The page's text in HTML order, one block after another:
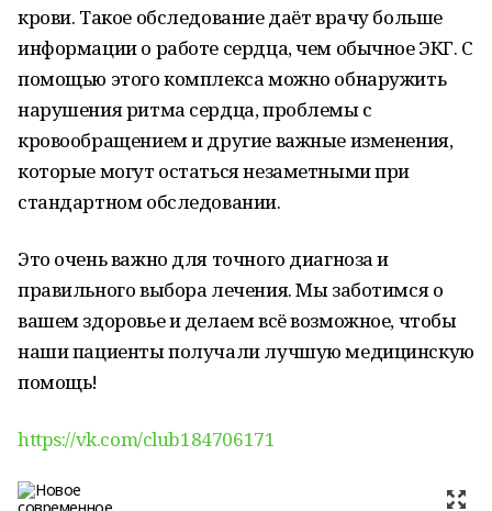
крови. Такое обследование даёт врачу больше
информации о работе сердца, чем обычное ЭКГ. С
помощью этого комплекса можно обнаружить
нарушения ритма сердца, проблемы с
кровообращением и другие важные изменения,
которые могут остаться незаметными при
стандартном обследовании.
Это очень важно для точного диагноза и
правильного выбора лечения. Мы заботимся о
вашем здоровье и делаем всё возможное, чтобы
наши пациенты получали лучшую медицинскую
помощь!
https://vk.com/club184706171